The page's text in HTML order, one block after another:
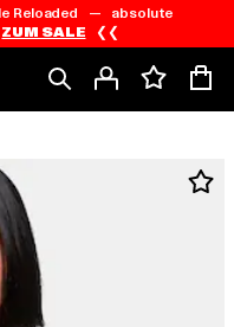
Reloaded — absolute
ZUM SALE ❮❮